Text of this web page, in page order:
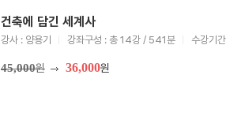
건축에 담긴 세계사
강사 : 양용기 강좌구성 : 총 14강 / 541분 수강기
45,000원 36,000원